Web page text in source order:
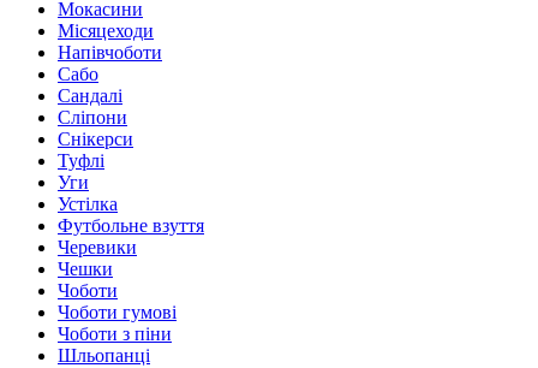
Мокасини
Місяцеходи
Напівчоботи
Сабо
Сандалі
Сліпони
Снікерси
Туфлі
Уги
Устілка
Футбольне взуття
Черевики
Чешки
Чоботи
Чоботи гумові
Чоботи з піни
Шльопанці